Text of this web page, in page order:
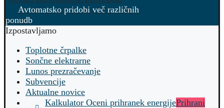
Avtomatsko pridobi več različnih
ponudb
Izpostavljamo
Toplotne črpalke
Sončne elektrarne
Lunos prezračevanje
Subvencije
Aktualne novice
Kalkulator Oceni prihranek energijePrihrani